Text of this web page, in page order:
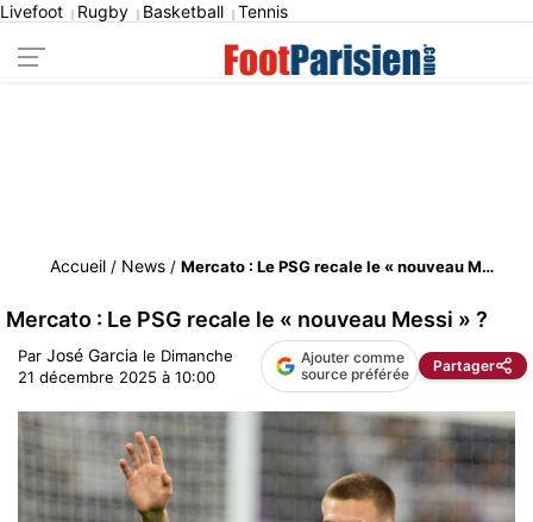
Livefoot | Rugby | Basketball | Tennis
Accueil / News / Mercato : Le PSG recale le « nouveau Messi » ?
Mercato : Le PSG recale le « nouveau Messi » ?
Par José Garcia le Dimanche
21 décembre 2025 à 10:00
Ajouter comme
source préférée
Partager